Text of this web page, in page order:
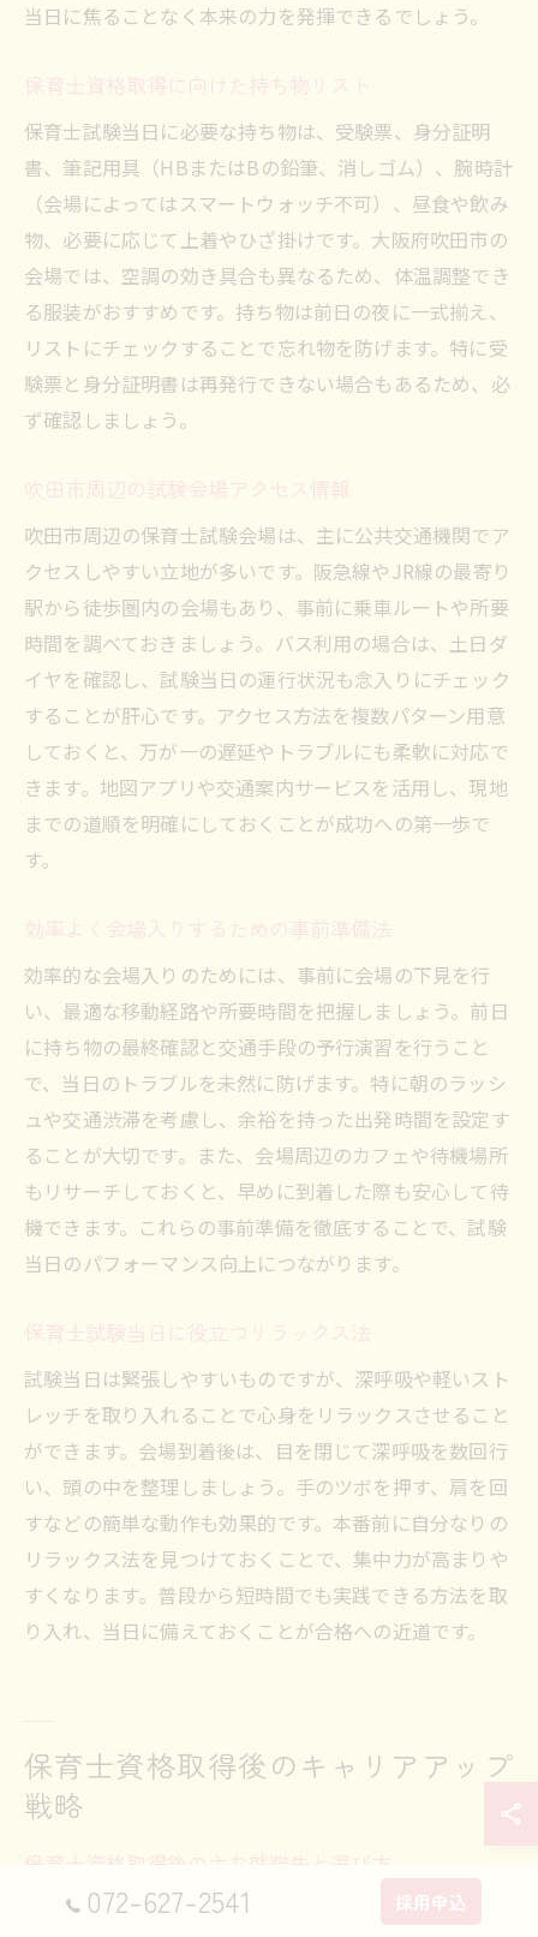
当日に焦ることなく本来の力を発揮できるでしょう。
保育士資格取得に向けた持ち物リスト
保育士試験当日に必要な持ち物は、受験票、身分証明
書、筆記用具（HBまたはBの鉛筆、消しゴム）、腕時計
（会場によってはスマートウォッチ不可）、昼食や飲み
物、必要に応じて上着やひざ掛けです。大阪府吹田市の
会場では、空調の効き具合も異なるため、体温調整でき
る服装がおすすめです。持ち物は前日の夜に一式揃え、
リストにチェックすることで忘れ物を防げます。特に受
験票と身分証明書は再発行できない場合もあるため、必
ず確認しましょう。
吹田市周辺の試験会場アクセス情報
吹田市周辺の保育士試験会場は、主に公共交通機関でア
クセスしやすい立地が多いです。阪急線やJR線の最寄り
駅から徒歩圏内の会場もあり、事前に乗車ルートや所要
時間を調べておきましょう。バス利用の場合は、土日ダ
イヤを確認し、試験当日の運行状況も念入りにチェック
することが肝心です。アクセス方法を複数パターン用意
しておくと、万が一の遅延やトラブルにも柔軟に対応で
きます。地図アプリや交通案内サービスを活用し、現地
までの道順を明確にしておくことが成功への第一歩で
す。
効率よく会場入りするための事前準備法
効率的な会場入りのためには、事前に会場の下見を行
い、最適な移動経路や所要時間を把握しましょう。前日
に持ち物の最終確認と交通手段の予行演習を行うこと
で、当日のトラブルを未然に防げます。特に朝のラッシ
ュや交通渋滞を考慮し、余裕を持った出発時間を設定す
ることが大切です。また、会場周辺のカフェや待機場所
もリサーチしておくと、早めに到着した際も安心して待
機できます。これらの事前準備を徹底することで、試験
当日のパフォーマンス向上につながります。
保育士試験当日に役立つリラックス法
試験当日は緊張しやすいものですが、深呼吸や軽いスト
レッチを取り入れることで心身をリラックスさせること
ができます。会場到着後は、目を閉じて深呼吸を数回行
い、頭の中を整理しましょう。手のツボを押す、肩を回
すなどの簡単な動作も効果的です。本番前に自分なりの
リラックス法を見つけておくことで、集中力が高まりや
すくなります。普段から短時間でも実践できる方法を取
り入れ、当日に備えておくことが合格への近道です。
保育士資格取得後のキャリアアップ
戦略
保育士資格取得後の主な就職先と選び方
保育士資格を取得した後、大阪府吹田市では公立・私立
072-627-2541 採用申込